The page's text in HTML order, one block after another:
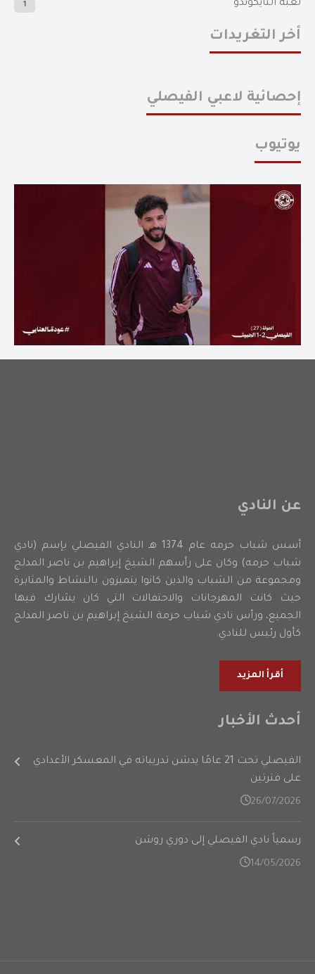
لعبة التايكوندو 1
أخر التغريدات
إحصائية لاعبي الفيصلي
يوتيوب
عن النادي
أسس شباب حرمه عام 1374 هـ النادي الفيصلي بإسم (نادي
شباب حرمه) وكان على رأسهم الشيخ إبراهيم بن ناصر المدلج
ومجموعة من الشباب والذين كانوا يتميزون بالنشاط والمثابرة
حيث كانت المهرجانات والاحتفالات التي كان يشارك فيها
الجميع، ورأس نادي شباب حرمة الشيخ إبراهيم بن ناصر المدلج
كأول رئيس للنادي.
أقرأ المزيد
أحدث الأخبار
الفيصلي تحت 21 عامًا يدشن تدريباته في المعسكر الأعدادي
على فترتين
26/07/2026
رسمياً نادي الفيصلي إلى دوري روشن
14/05/2026